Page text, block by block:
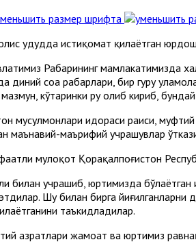
размер шрифта
Раҳбарининг мамлакатимизда
диний соҳа раҳбарлари, бир гуруҳ
кўтаринки руҳ олиб кириб,
мусулмонлари идораси раиси,
маънавий-маърифий учрашувлар
мулоқот Қорақалпоғистон
билан учрашиб, юртимизда
Шу билан бирга йиғилганларни
таъкидладилар.
ҳазратлари жамоат ва юртимиз